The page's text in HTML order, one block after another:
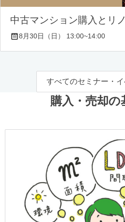
中古マンション購入とリ
8月30日（日） 13:00~14:00
すべてのセミナー・
購入・売却の